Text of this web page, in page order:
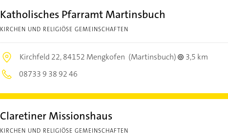
Katholisches Pfarramt Martinsbuch
KIRCHEN UND RELIGIÖSE GEMEINSCHAFTEN
Kirchfeld 22,84152 Mengkofen (Martinsbuch)
3,5 km
08733 9 38 92 46
Claretiner Missionshaus
KIRCHEN UND RELIGIÖSE GEMEINSCHAFTEN